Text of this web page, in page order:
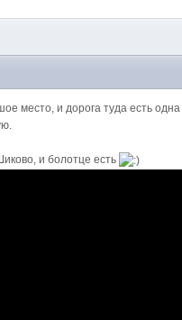
место, и дорога туда есть
и болотце есть